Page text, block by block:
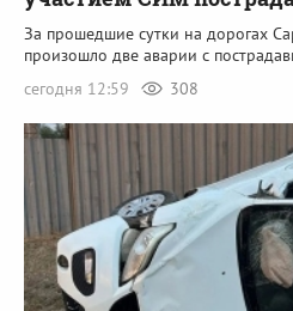
За прошедшие сутки на дорогах
произошло две аварии с
сегодня 12:59
308